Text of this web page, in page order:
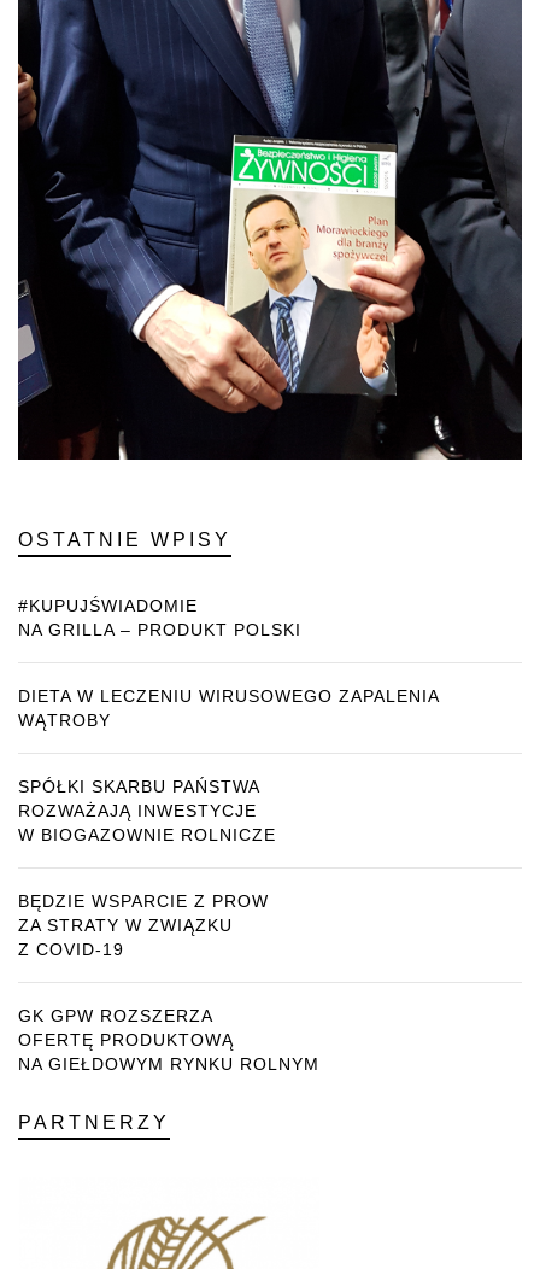
OSTATNIE WPISY
#KUPUJŚWIADOMIE
NA GRILLA – PRODUKT POLSKI
DIETA W LECZENIU WIRUSOWEGO ZAPALENIA
WĄTROBY
SPÓŁKI SKARBU PAŃSTWA
ROZWAŻAJĄ INWESTYCJE
W BIOGAZOWNIE ROLNICZE
BĘDZIE WSPARCIE Z PROW
ZA STRATY W ZWIĄZKU
Z COVID-19
GK GPW ROZSZERZA
OFERTĘ PRODUKTOWĄ
NA GIEŁDOWYM RYNKU ROLNYM
PARTNERZY